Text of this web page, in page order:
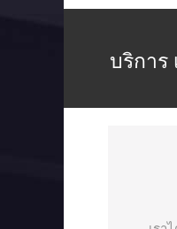
บริการ